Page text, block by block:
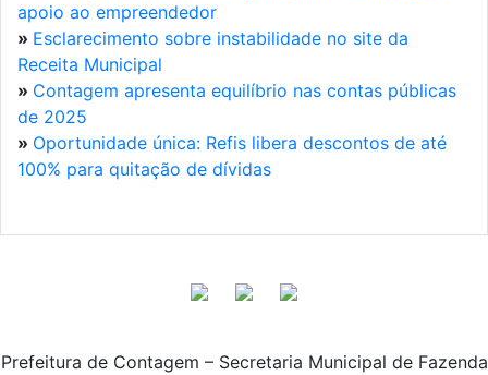
apoio ao empreendedor
» Esclarecimento sobre instabilidade no site da
Receita Municipal
» Contagem apresenta equilíbrio nas contas públicas
de 2025
» Oportunidade única: Refis libera descontos de até
100% para quitação de dívidas
Prefeitura de Contagem – Secretaria Municipal de Fazenda